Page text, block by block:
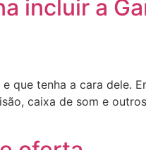
incluir a
que tenha a cara dele.
caixa de som e